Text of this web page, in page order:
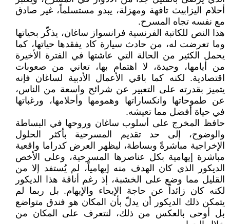
أحلام اليزابيث تافهة ومهزلة، يبدو مستسلماً، غير صادق
مع نفسه تجاه المسرح.
هذا النص للكاتبة الفرنسية فرانسواز ساغان، يذكّر بحياتها
وما تعرضت له، من حادث سيارة كاد يفقدها حياتها، كما
يحمل الكثير من الحالة التي عاشتها في الفترة الأخيرة
من أيامها، وحيدة، لا اهتمام بها، تعاني من صعوبات
اقتصادية. لكنه كما باقي الأعمال الأدبية لساغان فإنه
يتميز بقدرته على التعبير عن شرائح واسعة من الناس،
عن طموحاتها وانكساراتها وهمومها وأحلامها، ورغباتها
في حياة أفضل مما تعيشه.
حافظ المخرج على أسلوب ساغان وروحها في البساطة
والوضوح، إلى حد تقديم المسرحية بأكثر الحلول
الإخراجية مباشرةً وبساطة، ليظهر العرض كدراما واقعية
مباشرة إيهامية بكل عناصرها المسرحية، وعلى الأخص
الديكور الذي كان الهدف منه إيهامياً، لم يُستفد إلا من
القليل مما وضع على الخشبة، إذ رغم أناقة هذا الديكور
لكنه كان زائداً عن حاجة الإيحاء والإيهام. بل ربما لم
يتمكن ذلك الديكور أن يدلّ بأن المكان هو فندق متواضع
بل أوحى بالعكس من ذلك، لنتعرف على المكان من